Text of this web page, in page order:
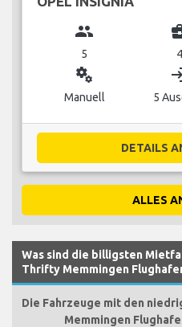
group
5 4
miscellaneous_services
Manuell 5
DETAILS
ALLES
Was sind die billigsten
Thrifty Memmingen
Die Fahrzeuge mit den
Memmingen